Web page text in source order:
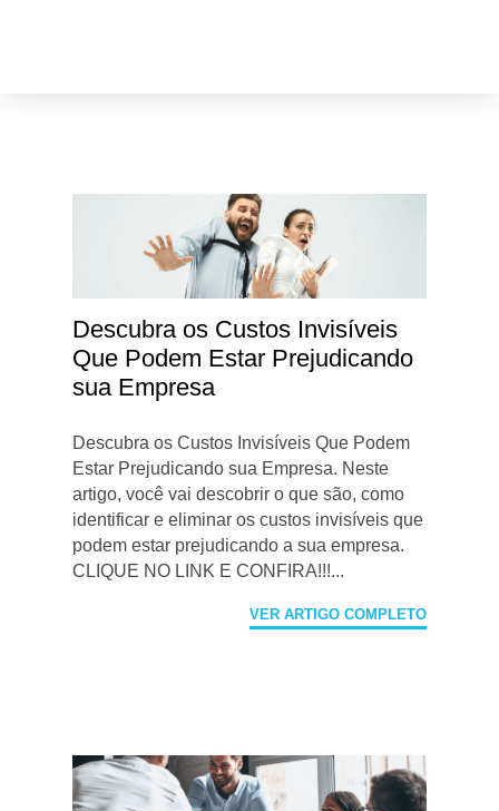
Descubra os Custos Invisíveis
Que Podem Estar Prejudicando
sua Empresa
Descubra os Custos Invisíveis Que Podem
Estar Prejudicando sua Empresa. Neste
artigo, você vai descobrir o que são, como
identificar e eliminar os custos invisíveis que
podem estar prejudicando a sua empresa.
CLIQUE NO LINK E CONFIRA!!!...
VER ARTIGO COMPLETO